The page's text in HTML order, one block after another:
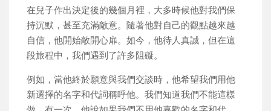
在兒子作出決定後的幾個月裡，大多時候他對我們保
持沉默，甚至充滿敵意。隨著他對自己的觀點越來越
自信，他開始敞開心扉。如今，他待人真誠，但在這
段旅程中，我們遇到了許多阻礙。
例如，當他終於願意與我們交談時，他希望我們用他
新選擇的名字和代詞稱呼他。我們知道我們不能這樣